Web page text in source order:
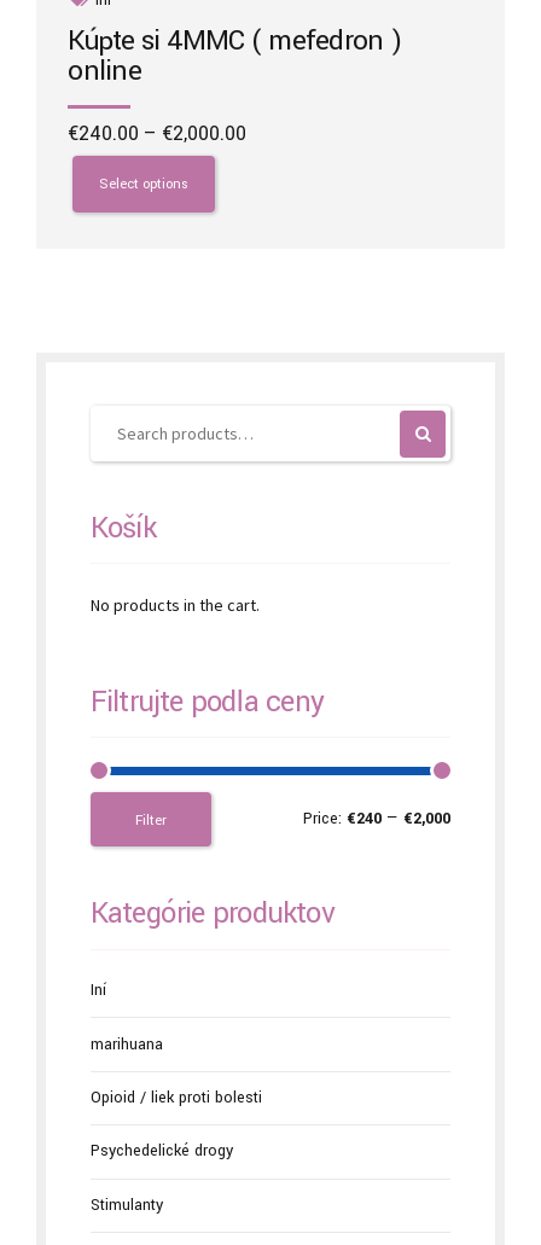
Kúpte si 4MMC ( mefedron )
online
€240.00 – €2,000.00
Select options
This
product
has
product
Košík
No products in the cart.
Filtrujte podľa ceny
Filter Price: €240 — €2,000
Kategórie produktov
Iní
marihuana
Opioid / liek proti bolesti
Psychedelické drogy
Stimulanty